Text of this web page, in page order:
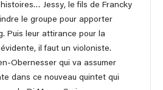
Jessy, le fils de Francky
le groupe pour apporter
Puis leur attirance pour la
il faut un violoniste.
Obernesser qui va assumer
dans ce nouveau quintet qui